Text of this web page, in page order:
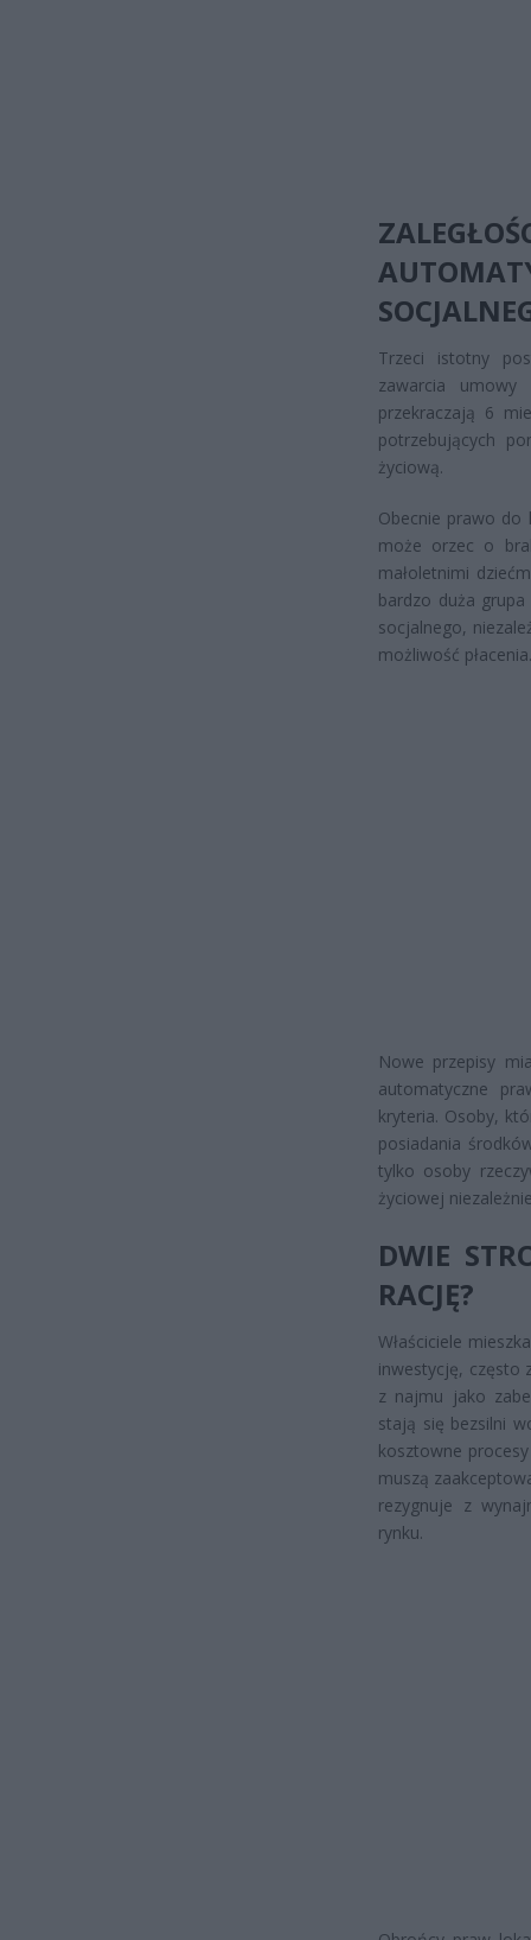
Trzeci istotny
zawarcia umowy
przekraczają 6
potrzebujących
życiową.
Obecnie prawo do
może orzec o
małoletnimi
bardzo duża
socjalnego,
możliwość płacenia.
Nowe przepisy
automatyczne
kryteria. Osoby,
posiadania
tylko osoby
życiowej
DWIE
RACJĘ?
Właściciele
inwestycję, często
z najmu jako
stają się bezsilni
kosztowne
muszą
rezygnuje z
rynku.